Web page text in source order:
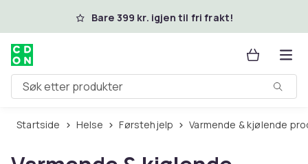
Hopp til hovedinnholdBare 399 kr. igjen til fri frakt!
Søk etter produkter
Startside Helse Førstehjelp Varmende & kjølende